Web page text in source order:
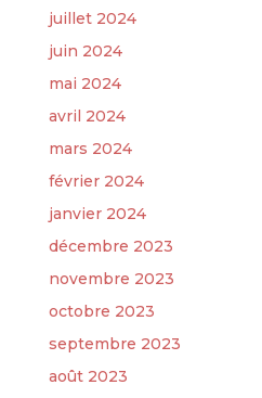
juillet 2024
juin 2024
mai 2024
avril 2024
mars 2024
février 2024
janvier 2024
décembre 2023
novembre 2023
octobre 2023
septembre 2023
août 2023